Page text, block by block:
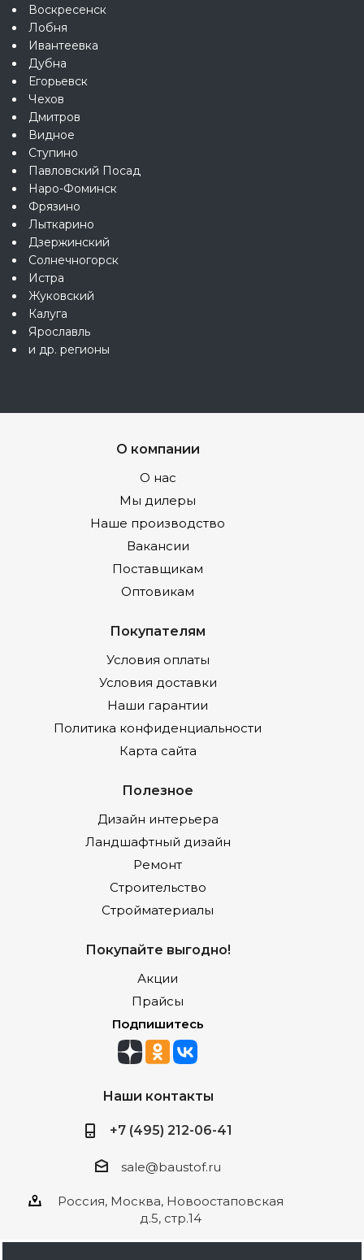
Воскресенск
Лобня
Ивантеевка
Дубна
Егорьевск
Чехов
Дмитров
Видное
Ступино
Павловский Посад
Наро-Фоминск
Фрязино
Лыткарино
Дзержинский
Солнечногорск
Истра
Жуковский
Калуга
Ярославль
и др. регионы
О компании
О нас
Мы дилеры
Наше производство
Вакансии
Поставщикам
Оптовикам
Покупателям
Условия оплаты
Условия доставки
Наши гарантии
Политика конфиденциальности
Карта сайта
Полезное
Дизайн интерьера
Ландшафтный дизайн
Ремонт
Строительство
Стройматериалы
Покупайте выгодно!
Акции
Прайсы
Подпишитесь
Наши контакты
+7 (495) 212-06-41
sale@baustof.ru
Россия, Москва, Новоостаповская
д.5, стр.14